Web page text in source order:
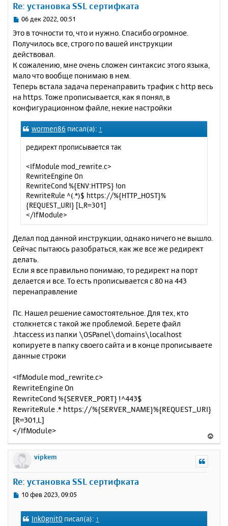
Re: установка SSL сертифката
С
о
б
щ
е
н
е
06 дек 2022, 00:51
Это в точности то, что и нужно. Спасибо огромное.
Получилось все, строго по вашей инструкции
действовал.
К сожалению, мне очень сложен синтаксис этого языка,
мало что вообще понимаю в нем.
Теперь встала задача перенаправить трафик с http весь
на https. Тоже прописывается, как я понял, в
конфигурационном файле, некие настройки
wormen86 писал(а): ↑
редирект прописывается так
<IfModule mod_rewrite.c>
RewriteEngine On
RewriteCond %{ENV:HTTPS} !on
RewriteRule ^(.*)$ https://%{HTTP_HOST}%
{REQUEST_URI} [L,R=301]
</IfModule>
Делал под данной инструкции, однако ничего не вышло.
Сейчас пытаюсь разобраться, как же все же редирект
делать.
Если я все правильно понимаю, то редирект на порт
делается и все. То есть прописывается с 80 на 443
перенаправление
Пс. Нашел решение самостоятельное. Для тех, кто
столкнется с такой же проблемой. Берете файл
.htaccess из папки \OSPanel\domains\localhost
копируете в папку своего сайта и в конце прописываете
данные строки
<IfModule mod_rewrite.c>
RewriteEngine On
RewriteCond %{SERVER_PORT} !^443$
RewriteRule .* https://%{SERVER_NAME}%{REQUEST_URI}
[R=301,L]
</IfModule>
е
vipkem
Re: установка SSL сертифката
С
о
б
10 фев 2023, 09:05
Ink0gnit0 писал(а): ↑